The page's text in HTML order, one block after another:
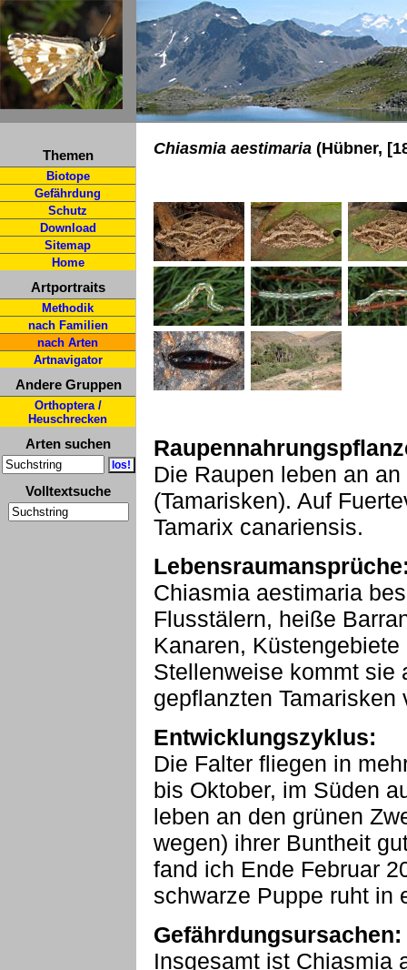
Themen
Biotope
Gefährdung
Schutz
Download
Sitemap
Home
Artportraits
Methodik
nach Familien
nach Arten
Artnavigator
Andere Gruppen
Orthoptera /
Heuschrecken
Arten suchen
Volltextsuche
Chiasmia aestimaria (Hübner,
Die Raupen leben an
(Tamarisken). Auf
Tamarix canariensis.
Chiasmia aestimaria
Flusstälern, heiße
Kanaren,
Stellenweise kommt sie
gepflanzten Tamarisken
Entwicklungszyklus:
Die Falter fliegen in
bis Oktober, im Süden
leben an den grünen
wegen) ihrer Buntheit
fand ich Ende Februar
schwarze Puppe ruht in
Gefährdungsursachen:
Insgesamt ist Chiasmia